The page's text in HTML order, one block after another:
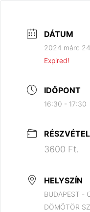
DÁTUM
2024 márc 24
Expired!
IDŐPONT
16:30 - 17:30
3600 Ft.
HELYSZÍN
BUDAPEST -
DÖMÖTÖR